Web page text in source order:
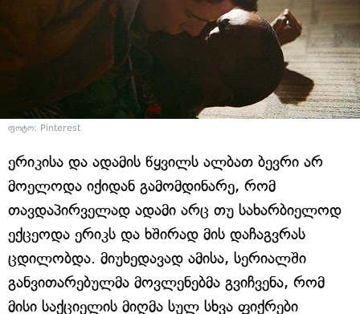
ფოტო: Pinterest
ერიკისა და ადამის წყვილს ალბათ ბევრი არ
მოელოდა იქიდან გამომდინარე, რომ
თავდაპირველად ადამი არც თუ სახარბიელოდ
ექცეოდა ერიკს და ხშირად მის დაჩაგვრას
ცდილობდა. მიუხედავად ამისა, სერიალში
განვითარებულმა მოვლენებმა გვიჩვენა, რომ
მისი საქციელის მიღმა სულ სხვა ფიქრები